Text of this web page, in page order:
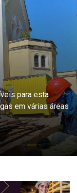
para esta
em várias áreas